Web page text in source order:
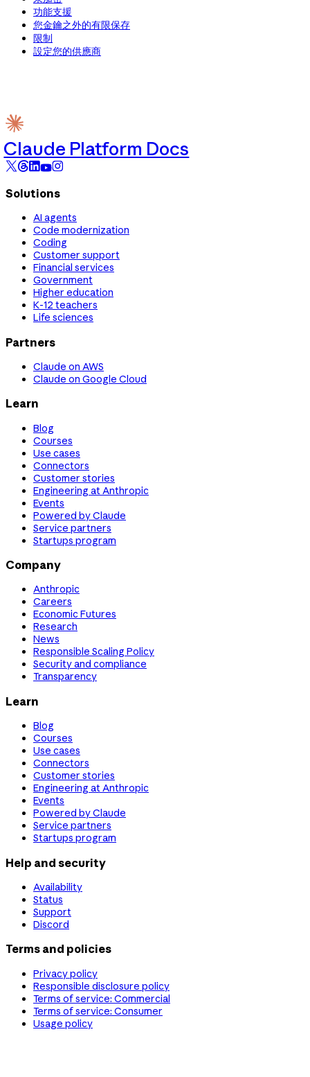
功能支援
您金鑰之外的有限保存
限制
設定您的供應商
Claude Platform Docs
Solutions
AI agents
Code modernization
Coding
Customer support
Financial services
Government
Higher education
K-12 teachers
Life sciences
Partners
Claude on AWS
Claude on Google Cloud
Learn
Blog
Courses
Use cases
Connectors
Customer stories
Engineering at Anthropic
Events
Powered by Claude
Service partners
Startups program
Company
Anthropic
Careers
Economic Futures
Research
News
Responsible Scaling Policy
Security and compliance
Transparency
Learn
Blog
Courses
Use cases
Connectors
Customer stories
Engineering at Anthropic
Events
Powered by Claude
Service partners
Startups program
Help and security
Availability
Status
Support
Discord
Terms and policies
Privacy policy
Responsible disclosure policy
Terms of service: Commercial
Terms of service: Consumer
Usage policy